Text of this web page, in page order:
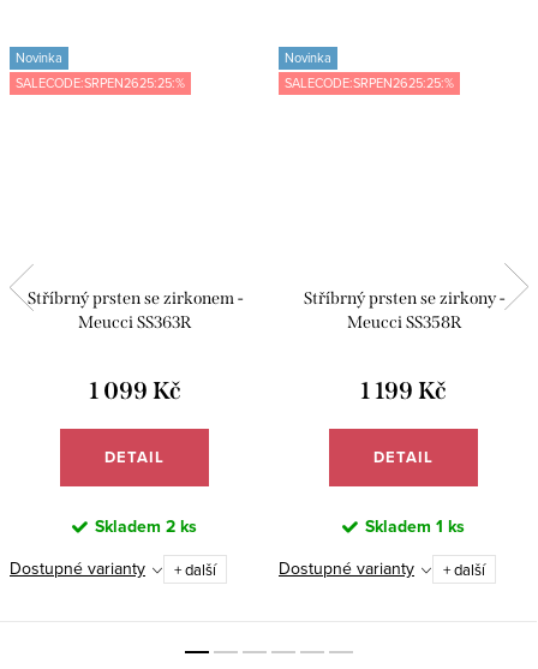
Novinka
SALECODE:SRPEN2625:25:%
Stříbrný prsten se zirkonem -
Meucci SS363R
1 099 Kč
DETAIL
Skladem 2 ks
Dostupné varianty + další
Novinka
SALECODE:SRPEN2625:25:%
Stříbrný prsten se zirkony -
Meucci SS358R
1 199 Kč
DETAIL
Skladem 1 ks
Dostupné varianty + další